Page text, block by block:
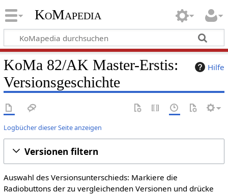
KoMapedia
Hilfe
KoMa 82/AK Master-Erstis:
Versionsgeschichte
Logbücher dieser Seite anzeigen
Versionen filtern
Auswahl des Versionsunterschieds: Markiere die
Radiobuttons der zu vergleichenden Versionen und drücke